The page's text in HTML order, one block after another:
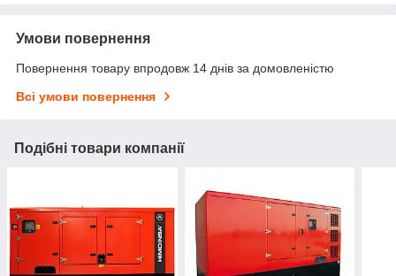
Умови повернення
Повернення товару впродовж 14 днів за домовленістю
Всі умови повернення
Подібні товари компанії